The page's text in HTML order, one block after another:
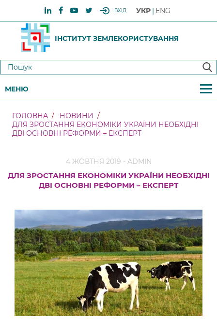
ВХІД УКР ENG
ІНСТИТУТ ЗЕМЛЕКОРИСТУВАННЯ
МЕНЮ
ГОЛОВНА
НОВИНИ
ДЛЯ ЗРОСТАННЯ ЕКОНОМІКИ УКРАЇНИ НЕОБХІДНІ
ДВІ ОСНОВНІ РЕФОРМИ – ЕКСПЕРТ
4 ЖОВТНЯ 2019 - ADMIN
ДЛЯ ЗРОСТАННЯ ЕКОНОМІКИ УКРАЇНИ НЕОБХІДНІ
ДВІ ОСНОВНІ РЕФОРМИ – ЕКСПЕРТ